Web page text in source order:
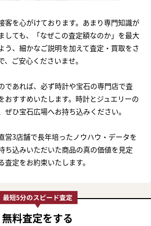
客を心がけております。あまり専門知識が
しても、「なぜこの査定額なのか」を最大
う、細かなご説明を加えて査定・買取をさ
ご安心くださいませ。
であれば、必ず時計や宝石の専門店で査
おすすめいたします。時計とジュエリーの
ぜひ宝石広場へお持ち込みください。
営3店舗で長年培ったノウハウ・データを
ち込みいただいた商品の真の価値を見定
定をお約束いたします。
無料査定をする